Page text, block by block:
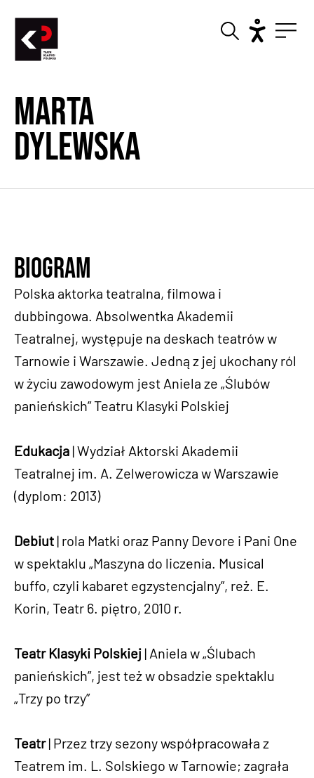
Marta
Dylewska
Biogram
Polska aktorka teatralna, filmowa i
dubbingowa. Absolwentka Akademii
Teatralnej, występuje na deskach teatrów w
Tarnowie i Warszawie. Jedną z jej ukochany ról
w życiu zawodowym jest Aniela ze „Ślubów
panieńskich” Teatru Klasyki Polskiej
Edukacja | Wydział Aktorski Akademii
Teatralnej im. A. Zelwerowicza w Warszawie
(dyplom: 2013)
Debiut | rola Matki oraz Panny Devore i Pani One
w spektaklu „Maszyna do liczenia. Musical
buffo, czyli kabaret egzystencjalny”, reż. E.
Korin, Teatr 6. piętro, 2010 r.
Teatr Klasyki Polskiej | Aniela w „Ślubach
panieńskich”, jest też w obsadzie spektaklu
„Trzy po trzy”
Teatr| Przez trzy sezony współpracowała z
Teatrem im. L. Solskiego w Tarnowie; zagrała